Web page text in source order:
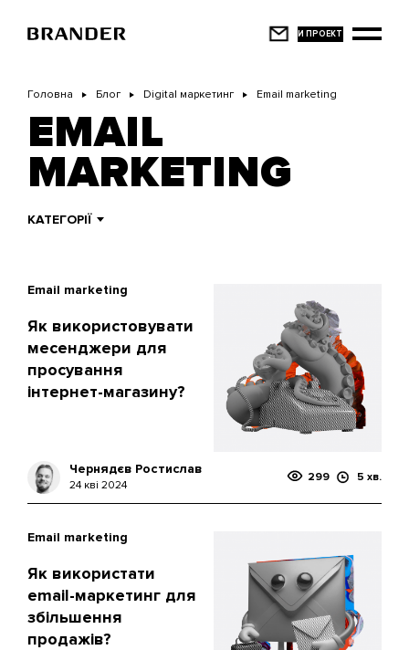
основного
Головна Блог Digital маркетинг Email marketing
EMAIL
MARKETING
КАТЕГОРІЇ
Email marketing
Як використовувати
месенджери для
просування
інтернет-магазину?
Чернядєв Ростислав
24 кві 2024
299 5 хв.
Email marketing
Як використати
email-маркетинг для
збільшення
продажів?